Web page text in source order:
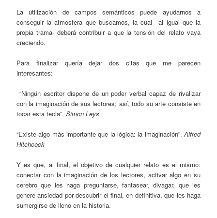
La utilización de campos semánticos puede ayudarnos a
conseguir la atmosfera que buscamos, la cual –al igual que la
propia trama- deberá contribuir a que la tensión del relato vaya
creciendo.
Para finalizar quería dejar dos citas que me parecen
interesantes:
“Ningún escritor dispone de un poder verbal capaz de rivalizar
con la imaginación de sus lectores; así, todo su arte consiste en
tocar esta tecla”.Simon Leys.
“Existe algo más importante que la lógica: la imaginación”. Alfred
Hitchcock
Y es que, al final, el objetivo de cualquier relato es el mismo:
conectar con la imaginación de los lectores, activar algo en su
cerebro que les haga preguntarse, fantasear, divagar, que les
genere ansiedad por descubrir el final, en definitiva, que les haga
sumergirse de lleno en la historia.